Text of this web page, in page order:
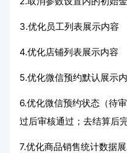
3.优化员工列表展示内容
4.优化店铺列表展示内容
5.优化微信预约默认展示
6.优化微信预约状态（待
过后审核通过；去结算后
7.优化商品销售统计数据